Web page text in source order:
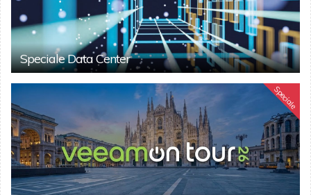
Speciale Data Center
Speciale